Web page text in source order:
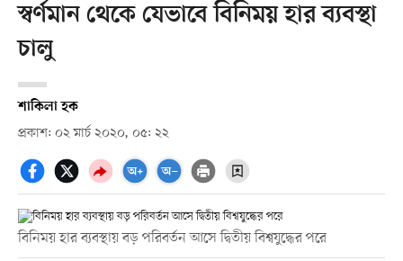
স্বর্ণমান থেকে যেভাবে বিনিময় হার ব্যবস্থা
চালু
শাকিলা হক
প্রকাশ: ০২ মার্চ ২০২০, ০৫: ২২
বিনিময় হার ব্যবস্থায় বড় পরিবর্তন আসে দ্বিতীয় বিশ্বযুদ্ধের পরে